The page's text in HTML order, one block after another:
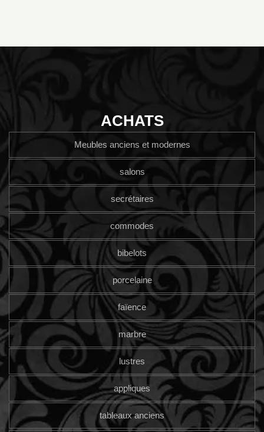
ACHATS
Meubles anciens et modernes
salons
secrétaires
commodes
bibelots
porcelaine
faïence
marbre
lustres
appliques
tableaux anciens